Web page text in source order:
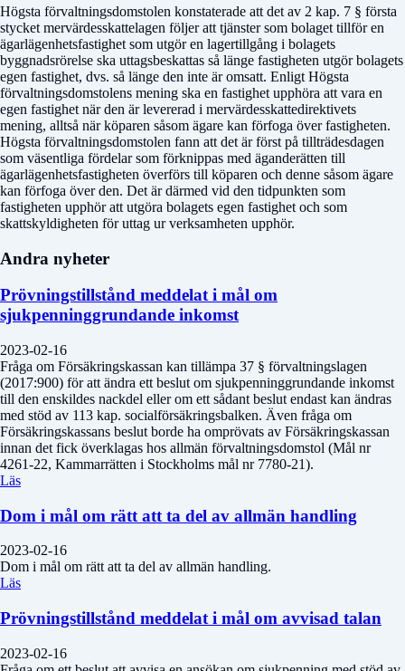
Högsta förvaltningsdomstolen konstaterade att det av 2 kap. 7 § första
stycket mervärdesskattelagen följer att tjänster som bolaget tillför en
ägarlägenhetsfastighet som utgör en lagertillgång i bolagets
byggnadsrörelse ska uttagsbeskattas så länge fastigheten utgör bolagets
egen fastighet, dvs. så länge den inte är omsatt. Enligt Högsta
förvaltningsdomstolens mening ska en fastighet upphöra att vara en
egen fastighet när den är levererad i mervärdesskattedirektivets
mening, alltså när köparen såsom ägare kan förfoga över fastigheten.
Högsta förvaltningsdomstolen fann att det är först på tillträdesdagen
som väsentliga fördelar som förknippas med äganderätten till
ägarlägenhetsfastigheten överförs till köparen och denne såsom ägare
kan förfoga över den. Det är därmed vid den tidpunkten som
fastigheten upphör att utgöra bolagets egen fastighet och som
skattskyldigheten för uttag ur verksamheten upphör.
Andra nyheter
Prövningstillstånd meddelat i mål om
sjukpenninggrundande inkomst
2023-02-16
Fråga om Försäkringskassan kan tillämpa 37 § förvaltningslagen
(2017:900) för att ändra ett beslut om sjukpenninggrundande inkomst
till den enskildes nackdel eller om ett sådant beslut endast kan ändras
med stöd av 113 kap. socialförsäkringsbalken. Även fråga om
Försäkringskassans beslut borde ha omprövats av Försäkringskassan
innan det fick överklagas hos allmän förvaltningsdomstol (Mål nr
4261-22, Kammarrätten i Stockholms mål nr 7780-21).
Läs
Dom i mål om rätt att ta del av allmän handling
2023-02-16
Dom i mål om rätt att ta del av allmän handling.
Läs
Prövningstillstånd meddelat i mål om avvisad talan
2023-02-16